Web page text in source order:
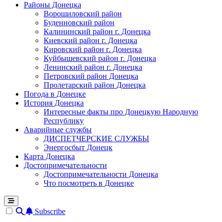
Районы Донецка
Ворошиловский район
Буденновский район
Калининский район г. Донецка
Киевский район г. Донецка
Кировский район г. Донецка
Куйбышевский район г. Донецка
Ленинский район г. Донецка
Петровский район Донецка
Пролетарский район Донецка
Погода в Донецке
История Донецка
Интересные факты про Донецкую Народную
Республику
Аварийные службы
ДИСПЕТЧЕРСКИЕ СЛУЖБЫ
Энергосбыт Донецк
Карта Донецка
Достопримечательности
Достопримечательности Донецка
Что посмотреть в Донецке
Subscribe